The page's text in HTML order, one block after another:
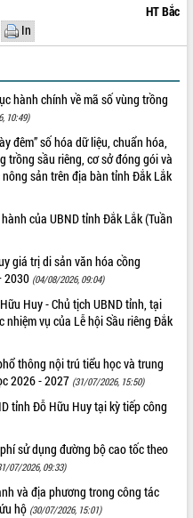
HT Bắc
In
hành chính về mã số vùng trồng
10:49)
đêm” số hóa dữ liệu, chuẩn hóa,
trồng sầu riêng, cơ sở đóng gói và
sản trên địa bàn tỉnh Đắk Lắk
của UBND tỉnh Đắk Lắk (Tuần
giá trị di sản văn hóa cồng
2030 (04/08/2026, 09:04)
Huy - Chủ tịch UBND tỉnh, tại
vụ của Lễ hội Sầu riêng Đắk
thông nội trú tiểu học và trung
2026 - 2027 (31/07/2026, 15:50)
tỉnh Đỗ Hữu Huy tại kỳ tiếp công
sử dụng đường bộ cao tốc theo
07/2026, 09:33)
và địa phương trong công tác
hộ (30/07/2026, 15:01)